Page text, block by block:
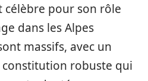
célèbre pour son rôle
dans les Alpes
massifs, avec un
robuste qui